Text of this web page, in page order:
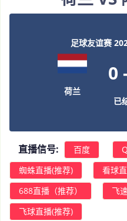
足球友谊赛
荷兰
0
已
直播信号: 百度
蜘蛛直播(推荐)
看球
688直播（推荐）
飞
飞球直播(推荐)